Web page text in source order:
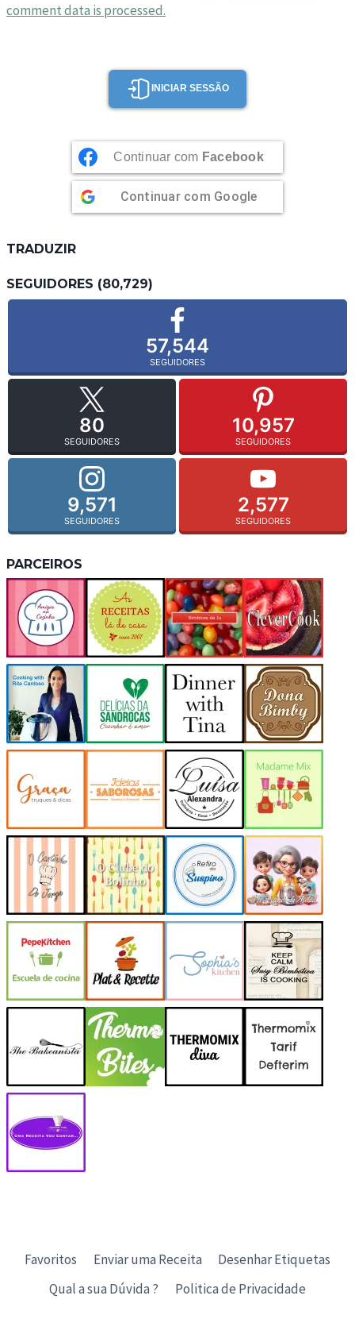
comment data is processed.
INICIAR SESSÃO
Continuar com Facebook
Continuar com Google
TRADUZIR
SEGUIDORES (80,729)
57,544
SEGUIDORES
80
SEGUIDORES
10,957
SEGUIDORES
9,571
SEGUIDORES
2,577
SEGUIDORES
PARCEIROS
Favoritos Enviar uma Receita
Desenhar Etiquetas
Qual a sua Dúvida ?
Politica de Privacidade